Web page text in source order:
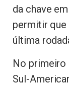
da chave
permitir que
última
No primeiro
Sul-